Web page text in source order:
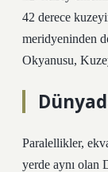
42 derece
meridyeninden
Okyanusu,
Paralellikler,
yerde aynı olan